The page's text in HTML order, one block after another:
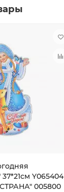
Y065404
005800